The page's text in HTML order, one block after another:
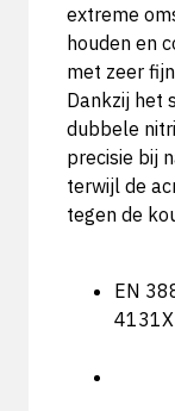
extreme
houden en
met zeer
Dankzij het
dubbele
precisie bij
terwijl de
tegen de
EN
4131X